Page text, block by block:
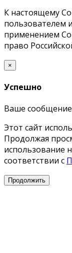
К настоящему
пользователем
применением
право
×
Успешно
Ваше
Этот сайт
Продолжая
использование
соответствии с
Продолжить